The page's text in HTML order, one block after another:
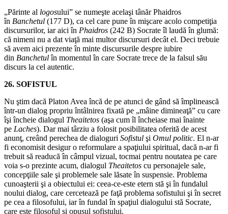
„Părinte al logosului” se numeşte acelaşi tânăr Phaidros
în Banchetul (177 D), ca cel care pune în mişcare acolo competiţia
discursurilor, iar aici în Phaidros (242 B) Socrate îl laudă în glumă:
că nimeni nu a dat viaţă mai multor discursuri decât el. Deci trebuie
să avem aici prezente în minte discursurile despre iubire
din Banchetulîn momentul în care Socrate trece de la falsul său
discurs la cel autentic.
26. SOFISTUL
Nu ştim dacă Platon Avea încă de pe atunci de gând să împlinească
într‑un dialog propriu întâlnirea fixată pe „mâine dimineaţă” cu care
îşi încheie dialogul Theaitetos (aşa cum îl încheiase mai înainte
pe Laches). Dar mai târziu a folosit posibilitatea oferită de acest
anunţ, creând perechea de dialoguri Sofistul şi Omul politic. El n‑ar
fi economisit desigur o reformulare a spaţiului spiritual, dacă n‑ar fi
trebuit să readucă în câmpul vizual, tocmai pentru noutatea pe care
voia s‑o prezinte acum, dialogul Theaitetos cu personajele sale,
concepţiile sale şi problemele sale lăsate în suspensie. Problema
cunoaşterii şi a obiectului ei: ceea‑ce‑este etern stă şi în fundalul
noului dialog, care cercetează pe faţă problema sofistului şi în secret
pe cea a filosofului, iar în fundal în spaţiul dialogului stă Socrate,
care este filosoful şi opusul sofistului.